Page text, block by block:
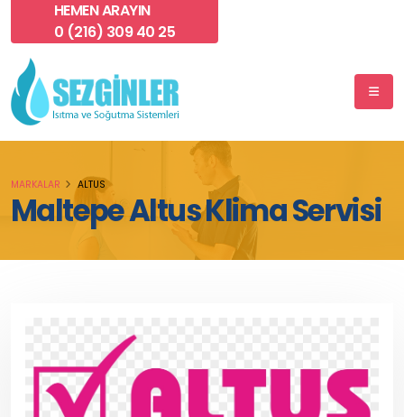
HEMEN ARAYIN
0 (216) 309 40 25
Maltepe Altus Klima Servisi
MARKALAR ALTUS